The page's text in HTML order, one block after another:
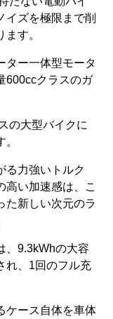
イズを極限まで削
す。
ー一体型モータ
600ccクラスのガ
の大型バイクに
る力強いトルク
高い加速感は、こ
た新しい次元のラ
、9.3kWhの大容
れ、1回のフル充
ケース自体を車体